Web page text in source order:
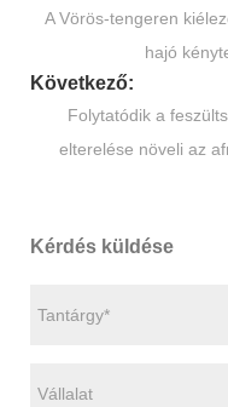
A Vörös-tengeren
hajó
Következő:
Folytatódik a
elterelése növeli az
Kérdés küldése